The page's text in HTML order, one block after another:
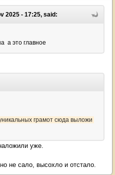
2025 - 17:25, said:
а это главное
грамот сюда выложи
уже.
не сало, высохло и отстало.